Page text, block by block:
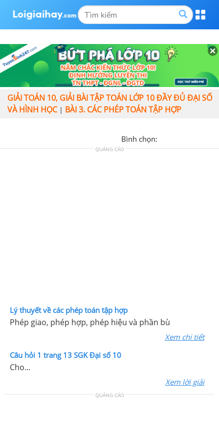
GIẢI TOÁN 10, GIẢI BÀI TẬP TOÁN LỚP 10 ĐẦY ĐỦ ĐẠI SỐ
VÀ HÌNH HỌC| BÀI 3. CÁC PHÉP TOÁN TẬP HỢP
Bình chọn:
QUẢNG CÁO
Lý thuyết về các phép toán tập hợp
Phép giao, phép hợp, phép hiệu và phần bù
Xem chi tiết
Câu hỏi 1 trang 13 SGK Đại số 10
Cho...
Xem lời giải
QUẢNG CÁO